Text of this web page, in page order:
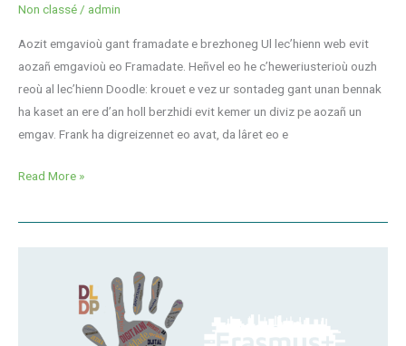
Non classé / admin
Aozit emgavioù gant framadate e brezhoneg Ul lec’hienn web evit
aozañ emgavioù eo Framadate. Heñvel eo he c’heweriusterioù ouzh
reoù al lec’hienn Doodle: krouet e vez ur sontadeg gant unan bennak
ha kaset an ere d’an holl berzhidi evit kemer un diviz pe aozañ un
emgav. Frank ha digreizennet eo avat, da lâret eo e
Read More »